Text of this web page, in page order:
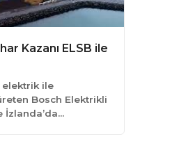
Kazanı ELSB ile
elektrik ile
Bosch Elektrikli
İzlanda’da…